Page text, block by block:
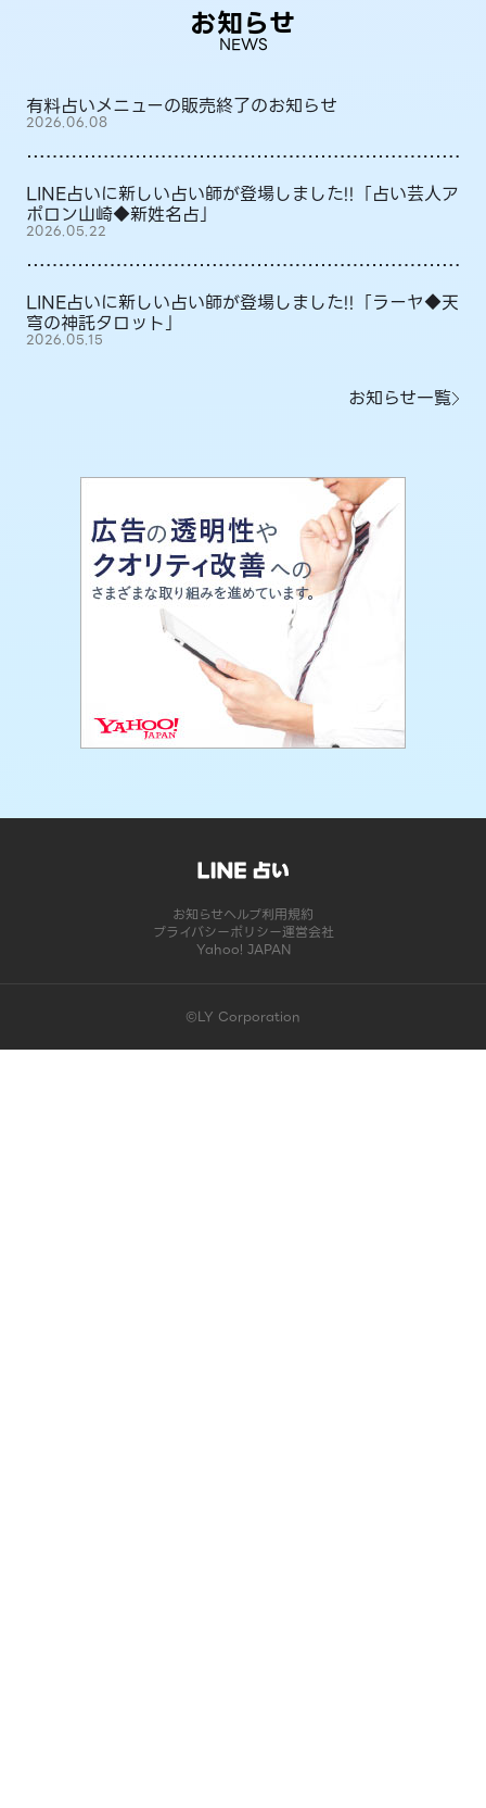
お知らせ
NEWS
有料占いメニューの販売終了のお知らせ
2026.06.08
LINE占いに新しい占い師が登場しました!!「占い芸人ア
ポロン山崎◆新姓名占」
2026.05.22
LINE占いに新しい占い師が登場しました!!「ラーヤ◆天
穹の神託タロット」
2026.05.15
お知らせ一覧
お知らせヘルプ利用規約
プライバシーポリシー運営会社
Yahoo! JAPAN
©LY Corporation
このコンテンツは掲載が終了しました | LINE占い